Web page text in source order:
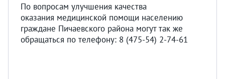
По вопросам улучшения качества
оказания медицинской помощи населению
граждане Пичаевского района могут так же
обращаться по телефону: 8 (475-54) 2-74-61